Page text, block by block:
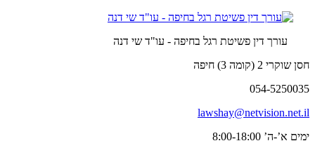
עורך דין פשיטת רגל בחיפה - עו"ד שי דנה
חסן שוקרי 2 (קומה 3) חיפה
054-5250035
lawshay@netvision.net.il
ימים א’-ה’ 8:00-18:00